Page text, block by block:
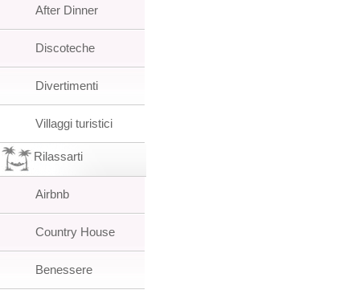
After Dinner
Discoteche
Divertimenti
Villaggi turistici
Rilassarti
Airbnb
Country House
Benessere